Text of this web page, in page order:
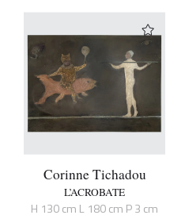
Corinne Tichadou
L’ACROBATE
H 130 cm L 180 cm P 3 cm